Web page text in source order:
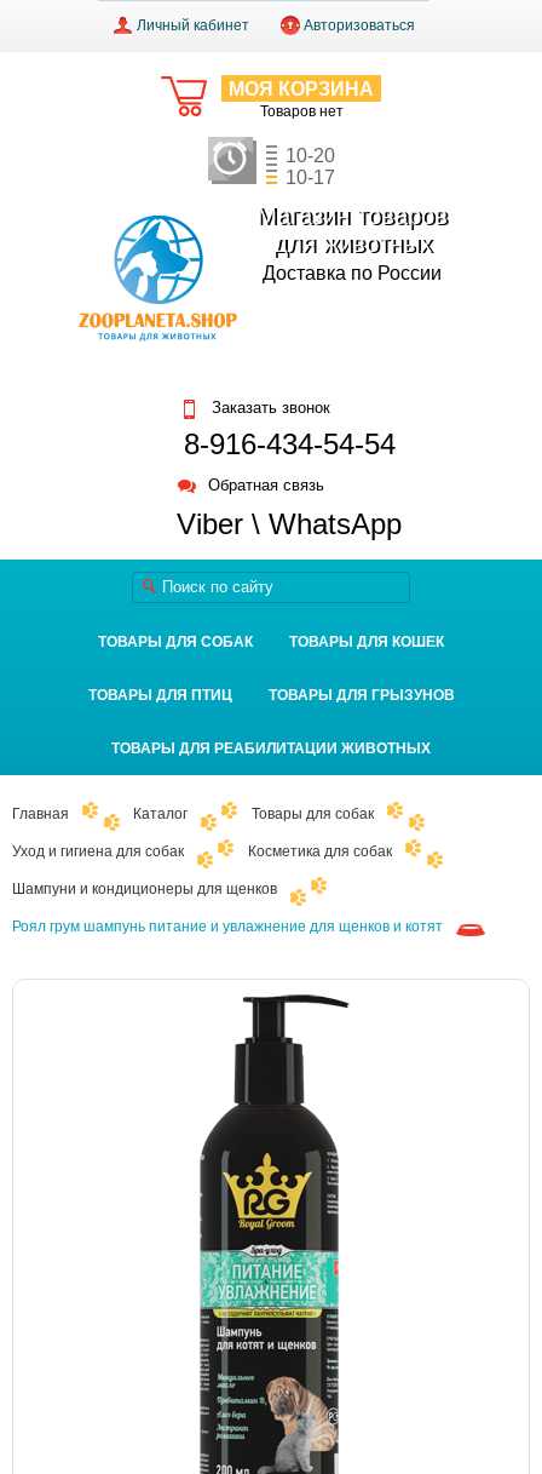
Личный кабинет Авторизоваться
МОЯ КОРЗИНА
Товаров нет
10-20
10-17
Магазин товаров
для животных
Доставка по России
Заказать звонок
8-916-434-54-54
Обратная связь
Viber \ WhatsApp
ТОВАРЫ ДЛЯ СОБАК ТОВАРЫ ДЛЯ КОШЕК
ТОВАРЫ ДЛЯ ПТИЦ ТОВАРЫ ДЛЯ ГРЫЗУНОВ
ТОВАРЫ ДЛЯ РЕАБИЛИТАЦИИ ЖИВОТНЫХ
Главная Каталог Товары для собак
Уход и гигиена для собак Косметика для собак
Шампуни и кондиционеры для щенков
Роял грум шампунь питание и увлажнение для щенков и котят